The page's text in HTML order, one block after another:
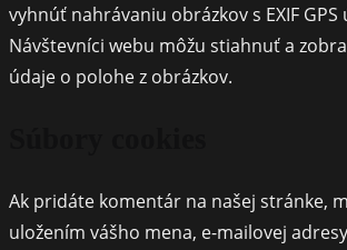
vyhnúť nahrávaniu obrázkov s EXIF
Návštevníci webu môžu stiahnuť a
údaje o polohe z obrázkov.
Ak pridáte komentár na našej stránke,
uložením vášho mena, e-mailovej